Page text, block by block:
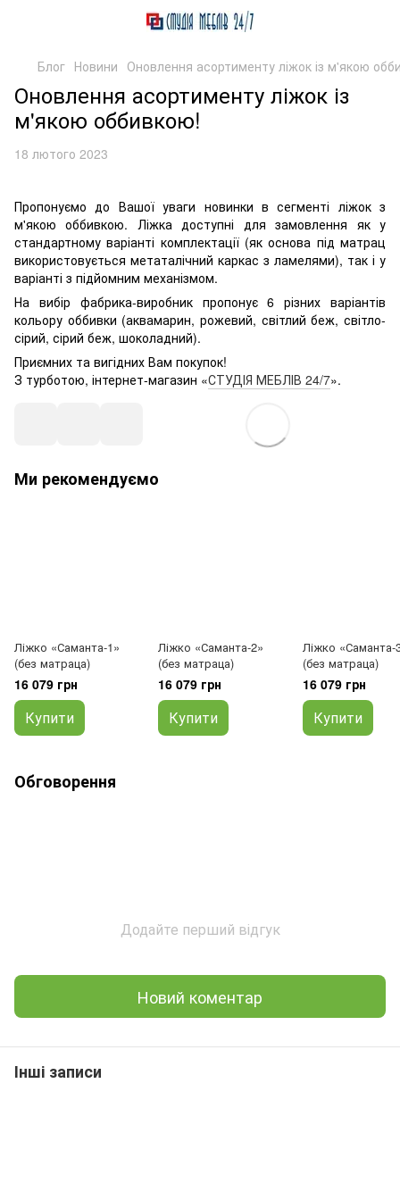
Блог Новини Оновлення асортименту ліжок із м'якою
Оновлення асортименту ліжок із
м'якою оббивкою!
18 лютого 2023
Пропонуємо до Вашої уваги новинки в сегменті ліжок з
м'якою оббивкою. Ліжка доступні для замовлення як у
стандартному варіанті комплектації (як основа під матрац
використовується метаталічний каркас з ламелями), так і у
варіанті з підйомним механізмом.
На вибір фабрика-виробник пропонує 6 різних варіантів
кольору оббивки (аквамарин, рожевий, світлий беж, світло-
сірий, сірий беж, шоколадний).
Приємних та вигідних Вам покупок!
З турботою, інтернет-магазин «СТУДІЯ МЕБЛІВ 24/7».
Ми рекомендуємо
Ліжко «Саманта-1»
(без матраца)
16 079 грн
Купити
Ліжко «Саманта-2»
(без матраца)
16 079 грн
Купити
Ліжко «Саманта-
(без матраца)
16 079 грн
Купити
Обговорення
Додайте перший відгук
Новий коментар
Інші записи